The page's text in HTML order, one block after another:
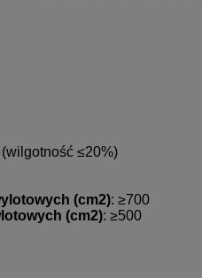
≤20%)
(cm2): ≥700
(cm2): ≥500